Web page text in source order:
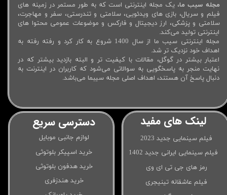
مجله سیب ما، یک مجله اینترنتی است که به طور مستمر در زمینه های
فیلم و سریال، بازی های ویدئویی، سلامتی و تندرستی، سفر و مهاجرت،
سلامتی و پزشکی، ارز دیجیتال و فارکس و موضوعات عمومی محتوا های
اینترنتی تولید می‌کند.
مجله اینترنتی سیب ما از سال 1400 شروع به کار کرد و رفته رفته به
اهداف خود نزدیک تر شد.
اعتبار بیشتر در گوگل، مقالات با کیفیت تر و البته بازدید بیشتر که در
نهایت منجر به پاسخگویی به سوالاتی می‌شود که کاربران در اینترنت به
دنبال پاسخ آن هستند، اهداف اصلی مجله سیبما می‌باشد.
دسترسی سریع
لوازم جانبی موبایل
خرید اسپیکر بلوتوثی
خرید هدفون بلوتوثی
خرید هندزفری
لینک های مفید
فیلم سینمایی جدید 2023
فیلم سینمایی ایرانی جدید 1402
رمز های جی تی ای وی
فیلم عاشقانه تینیجری